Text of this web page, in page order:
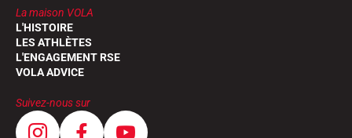
La maison VOLA
L'HISTOIRE
LES ATHLÈTES
L'ENGAGEMENT RSE
VOLA ADVICE
Suivez-nous sur